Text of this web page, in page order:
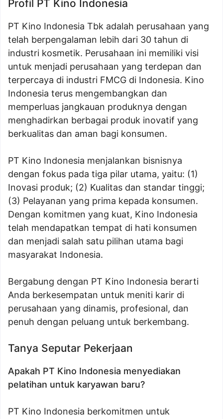
Profil PT Kino Indonesia
PT Kino Indonesia Tbk adalah perusahaan yang
telah berpengalaman lebih dari 30 tahun di
industri kosmetik. Perusahaan ini memiliki visi
untuk menjadi perusahaan yang terdepan dan
terpercaya di industri FMCG di Indonesia. Kino
Indonesia terus mengembangkan dan
memperluas jangkauan produknya dengan
menghadirkan berbagai produk inovatif yang
berkualitas dan aman bagi konsumen.
PT Kino Indonesia menjalankan bisnisnya
dengan fokus pada tiga pilar utama, yaitu: (1)
Inovasi produk; (2) Kualitas dan standar tinggi;
(3) Pelayanan yang prima kepada konsumen.
Dengan komitmen yang kuat, Kino Indonesia
telah mendapatkan tempat di hati konsumen
dan menjadi salah satu pilihan utama bagi
masyarakat Indonesia.
Bergabung dengan PT Kino Indonesia berarti
Anda berkesempatan untuk meniti karir di
perusahaan yang dinamis, profesional, dan
penuh dengan peluang untuk berkembang.
Tanya Seputar Pekerjaan
Apakah PT Kino Indonesia menyediakan
pelatihan untuk karyawan baru?
PT Kino Indonesia berkomitmen untuk